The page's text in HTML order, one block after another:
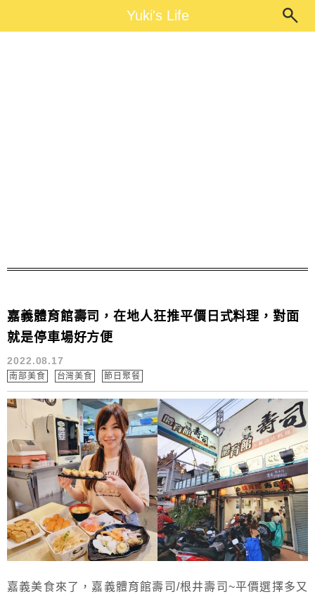
Yuki's LifeYuki's Life
嘉義體育館壽司，在地人狂推平價日式料理，對面
就是停車場好方便
2022.08.17
南部美食 台灣美食 節日聚餐
嘉義美食來了，嘉義體育館壽司/根井壽司~平價選擇多又